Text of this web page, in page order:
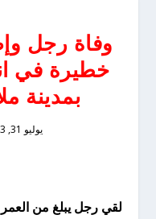
وفاة رجل
خطيرة في
بمدينة
يوليو 31, 2023